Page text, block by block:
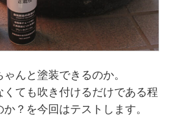
んと塗装できるのか。
ても吹き付けるだけである程
？を今回はテストします。